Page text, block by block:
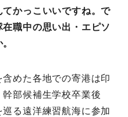
かっこいいですね。で
職中の思い出・エピソ
めた各地での寄港は印
部候補生学校卒業後
る遠洋練習航海に参加